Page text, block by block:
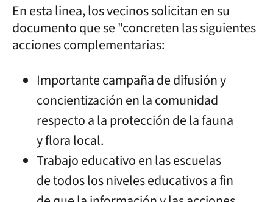
En esta linea, los vecinos solicitan en su
documento que se "concreten las siguientes
acciones complementarias:
Importante campaña de difusión y
concientización en la comunidad
respecto a la protección de la fauna
y flora local.
Trabajo educativo en las escuelas
de todos los niveles educativos a fin